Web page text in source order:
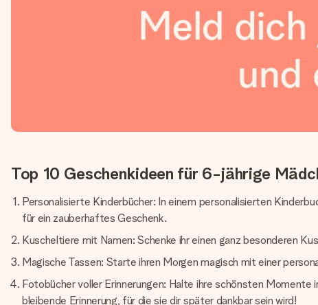
Top 10 Geschenkideen für 6-jährige
Personalisierte Kinderbücher: In einem personalisierten
für ein zauberhaftes Geschenk.
Kuscheltiere mit Namen: Schenke ihr einen ganz besonderen
Magische Tassen: Starte ihren Morgen magisch mit einer
Fotobücher voller Erinnerungen: Halte ihre schönsten
bleibende Erinnerung, für die sie dir später dankbar sein wird!